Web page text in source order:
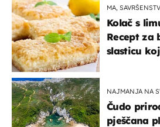
MA,
Kolač s
Recept za
slasticu
NAJMANJA NA
Čudo
pješčana